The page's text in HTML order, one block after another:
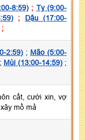
8:59); Tỵ (9:00-
; Dậu (17:00-
;
2:59) ; Mão (5:00-
; Mùi (13:00-14:59);
cất, cưới xin, vợ
mồ mả